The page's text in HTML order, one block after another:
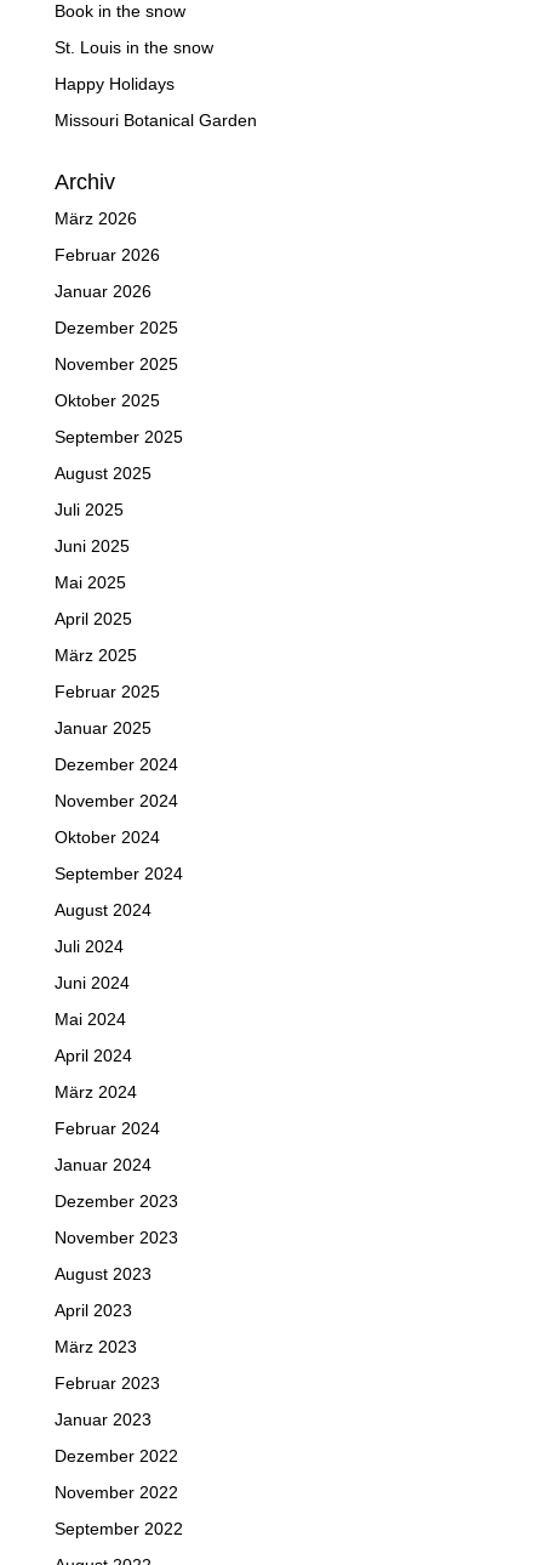
Book in the snow
St. Louis in the snow
Happy Holidays
Missouri Botanical Garden
Archiv
März 2026
Februar 2026
Januar 2026
Dezember 2025
November 2025
Oktober 2025
September 2025
August 2025
Juli 2025
Juni 2025
Mai 2025
April 2025
März 2025
Februar 2025
Januar 2025
Dezember 2024
November 2024
Oktober 2024
September 2024
August 2024
Juli 2024
Juni 2024
Mai 2024
April 2024
März 2024
Februar 2024
Januar 2024
Dezember 2023
November 2023
August 2023
April 2023
März 2023
Februar 2023
Januar 2023
Dezember 2022
November 2022
September 2022